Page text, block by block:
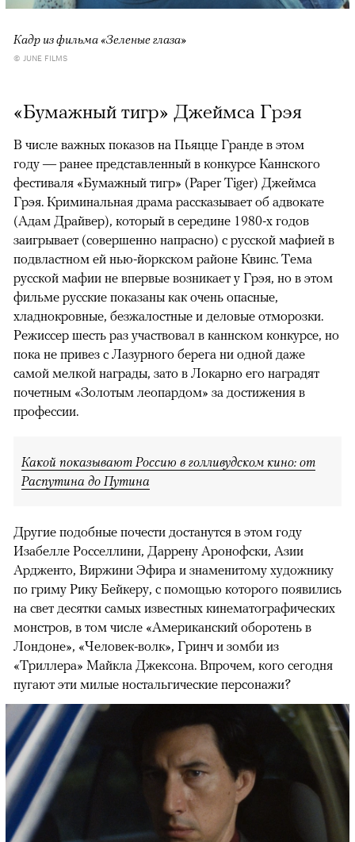
Кадр из фильма «Зеленые глаза»
© JUNE FILMS
«Бумажный тигр» Джеймса Грэя
В числе важных показов на Пьяцце Гранде в этом
году — ранее представленный в конкурсе Каннского
фестиваля «Бумажный тигр» (Paper Tiger) Джеймса
Грэя. Криминальная драма рассказывает об адвокате
(Адам Драйвер), который в середине 1980-х годов
заигрывает (совершенно напрасно) с русской мафией в
подвластном ей нью-йоркском районе Квинс. Тема
русской мафии не впервые возникает у Грэя, но в этом
фильме русские показаны как очень опасные,
хладнокровные, безжалостные и деловые отморозки.
Режиссер шесть раз участвовал в каннском конкурсе, но
пока не привез с Лазурного берега ни одной даже
самой мелкой награды, зато в Локарно его наградят
почетным «Золотым леопардом» за достижения в
профессии.
Какой показывают Россию в голливудском кино: от
Распутина до Путина
Другие подобные почести достанутся в этом году
Изабелле Росселлини, Даррену Аронофски, Азии
Ардженто, Виржини Эфира и знаменитому художнику
по гриму Рику Бейкеру, с помощью которого появились
на свет десятки самых известных кинематографических
монстров, в том числе «Американский оборотень в
Лондоне», «Человек-волк», Гринч и зомби из
«Триллера» Майкла Джексона. Впрочем, кого сегодня
пугают эти милые ностальгические персонажи?